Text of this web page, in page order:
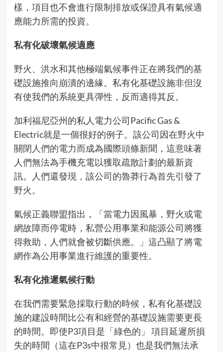
樣，項目也不會進行限制排放或保證具有氣候適
應能力所需的投資。
私有化破壞氣候適應
野火、洪水和其他極端氣候事件正在將我們的基
礎設施推向崩潰的邊緣。私有化基礎設施非但沒
有使我們的系統更具彈性，反而適得其反。
加利福尼亞州的私人電力公司Pacific Gas &
Electric就是一個很好的例子。該公司因在野火中
關閉人們的電力而成為國際頭條新聞，這意味著
人們無法為手機充電以獲取疏散計劃的最新資
訊。人們還發現，該公司的魯莽行為首先引發了
野火 。
氣候正義聯盟指出，「當電力因風暴，野火或電
網故障而停電時，私營公用事業和能源公司將獲
得救助，人們就會被切斷供應。」這凸顯了將電
網作為公用事業進行維護的重要性。
私有化推遲氣候行動
在我們需要緊急採取行動的時候，私有化基礎設
施的建設時間比公有和經營的基礎設施需要更長
的時間。即使P3項目是「綠色的」 項目延遲所損
失的時間（這在P3s中很常見）也是我們無法承